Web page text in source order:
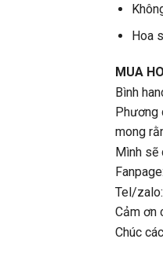
Hoa
MUA
Bình
Phương
mong
Mình sẽ
Fanpage:
Tel/zalo:
Cảm ơn
Chúc